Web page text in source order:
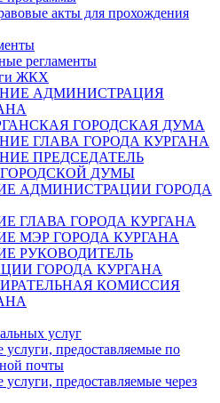
акты для прохождения
регламенты
ЖКХ
АДМИНИСТРАЦИЯ
ГОРОДСКАЯ ДУМА
ГЛАВА ГОРОДА КУРГАНА
ПРЕДСЕДАТЕЛЬ
ДУМЫ
АДМИНИСТРАЦИИ ГОРОДА
ГЛАВА ГОРОДА КУРГАНА
МЭР ГОРОДА КУРГАНА
РУКОВОДИТЕЛЬ
ГОРОДА КУРГАНА
КОМИССИЯ
услуг
предоставляемые по
почты
предоставляемые через